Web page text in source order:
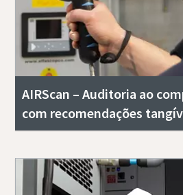
AIRScan – Auditoria ao
com recomendações